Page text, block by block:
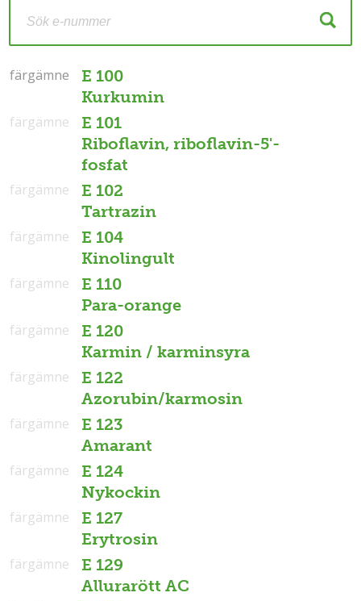
E 100
Kurkumin
färgämne
färgämne
E 101
Riboflavin, riboflavin-5'-
fosfat
färgämne
E 102
Tartrazin
färgämne
E 104
Kinolingult
färgämne
E 110
Para-orange
färgämne
E 120
Karmin / karminsyra
färgämne
E 122
Azorubin/karmosin
färgämne
E 123
Amarant
färgämne
E 124
Nykockin
färgämne
E 127
Erytrosin
färgämne
E 129
Allurarött AC
färgämne